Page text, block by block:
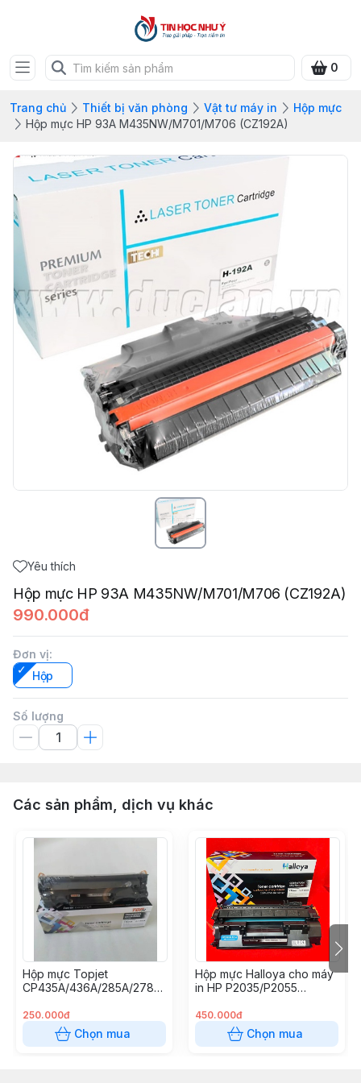
0
Trang chủ Thiết bị văn phòng Vật tư máy in
Hộp mực
Hộp mực HP 93A M435NW/M701/M706 (CZ192A)
Yêu thích
Hộp mực HP 93A M435NW/M701/M706 (CZ192A)
990.000đ
Đơn vị:
Hộp
Số lượng
Các sản phẩm, dịch vụ khác
Hộp mực Topjet
CP435A/436A/285A/278A
250.000đ
Chọn mua
Hộp mực Halloya cho máy
in HP P2035/P2055
450.000đ
Chọn mua